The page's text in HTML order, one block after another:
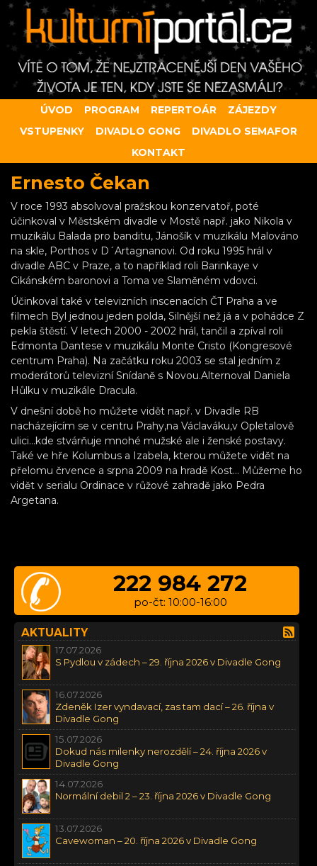
ÚVOD PROGRAM REPERTOÁR
ZÁJEZDY
VSTUPENKY
DIVADLO GONG
DIVADLO SEMAFOR
KONTAKT
Ernesto Čekan
V roce 1993 absolvoval pražskou konzervatoř, poté
účinkoval v Městském divadle v Mostě např. jako Nikola v
muzikálu Balada pro banditu, Jánošík v muzikálu Malováno
na skle, Porthos v D´Artagnanovi. Od roku 1995 hrál v
divadle ABC v Praze, a to například roli Barinkaye v
Cikánském baronovi a Toma ve Slaměném vdovci.
Účinkoval také v televizních inscenacích ČT Praha a ve
filmech Byl jednou jeden polda, Silnější než já a v pohádce Z
pekla štěstí. V letech 2000 - 2002 hrál, tančil a zpíval roli
Edmonta Dantese v muzikálu Monte Cristo (Kongresové
centrum Praha). Na začátku roku 2003 se stal jedním z
moderátorů televizní Snídaně s Novou.Alternoval Daniela
Hůlku v muzikále Dracula.
V dnešní době ho můžete vidět např. v Divadle RB
nacházejícím se v centru Prahy,na Václaváku,v Opletalově
ulici...kde stvárňuje mnohé mužské ale i ženské postavy.
Také ve hře Kolumbus a Izabela, kterou můžete vidět na
přelomu črvence a srpna 2009 na hradě Kost... Můžeme ho
vidět v serialu Ordinace v růžové zahradě jako Pedra
Argetana.
222 984 272
po-čt: 10:00-16:00
AKTUALITY
17.07.2026
S Pydlou v zádech – 29. října 2026 v Divadle Gong
16.07.2026
Zdeněk Izer vyndavací, zas tam dací – 26. října v
Divadle Gong
15.07.2026
Dokud nás milenky nerozdělí – 24. října 2026 v
Divadle Gong
14.07.2026
Normální debil 2 – 23. října 2026 v Divadle Gong
13.07.2026
Cavewoman – 20. října 2026 v Divadle Gong